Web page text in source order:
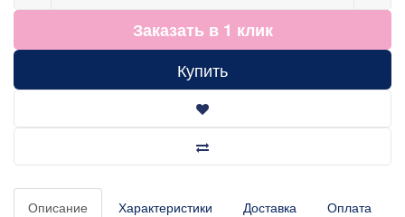
Заказать в 1 клик
Купить
Описание Характеристики Доставка Оплата